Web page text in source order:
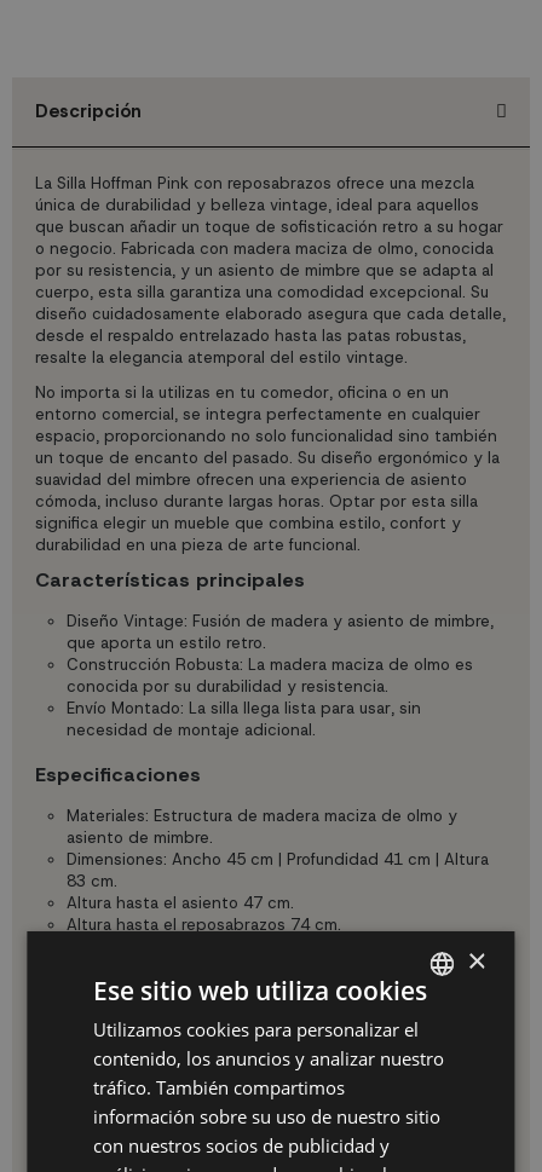
Descripción
La Silla Hoffman Pink con reposabrazos ofrece una mezcla
única de durabilidad y belleza vintage, ideal para aquellos
que buscan añadir un toque de sofisticación retro a su hogar
o negocio. Fabricada con madera maciza de olmo, conocida
por su resistencia, y un asiento de mimbre que se adapta al
cuerpo, esta silla garantiza una comodidad excepcional. Su
diseño cuidadosamente elaborado asegura que cada detalle,
desde el respaldo entrelazado hasta las patas robustas,
resalte la elegancia atemporal del estilo vintage.
No importa si la utilizas en tu comedor, oficina o en un
entorno comercial, se integra perfectamente en cualquier
espacio, proporcionando no solo funcionalidad sino también
un toque de encanto del pasado. Su diseño ergonómico y la
suavidad del mimbre ofrecen una experiencia de asiento
cómoda, incluso durante largas horas. Optar por esta silla
significa elegir un mueble que combina estilo, confort y
durabilidad en una pieza de arte funcional.
Características principales
Diseño Vintage: Fusión de madera y asiento de mimbre,
que aporta un estilo retro.
Construcción Robusta: La madera maciza de olmo es
conocida por su durabilidad y resistencia.
Envío Montado: La silla llega lista para usar, sin
necesidad de montaje adicional.
Especificaciones
Materiales: Estructura de madera maciza de olmo y
asiento de mimbre.
Dimensiones: Ancho 45 cm | Profundidad 41 cm | Altura
83 cm.
Altura hasta el asiento 47 cm.
Altura hasta el reposabrazos 74 cm.
Ventajas
Elegir la Silla Hoffman significa optar por una
combinación de durabilidad, estilo y confort.
Sus materiales aseguran una estructura robusta que
soporta el uso diario y ofrecen una experiencia de
asiento cómoda y adaptable.
Su diseño vintage no solo embellece cualquier espacio,
sino que también se adapta fácilmente a diferentes
SPANISH
ES
PT
×
Ese sitio web utiliza cookies
Utilizamos cookies para personalizar el
contenido, los anuncios y analizar nuestro
tráfico. También compartimos
información sobre su uso de nuestro sitio
con nuestros socios de publicidad y